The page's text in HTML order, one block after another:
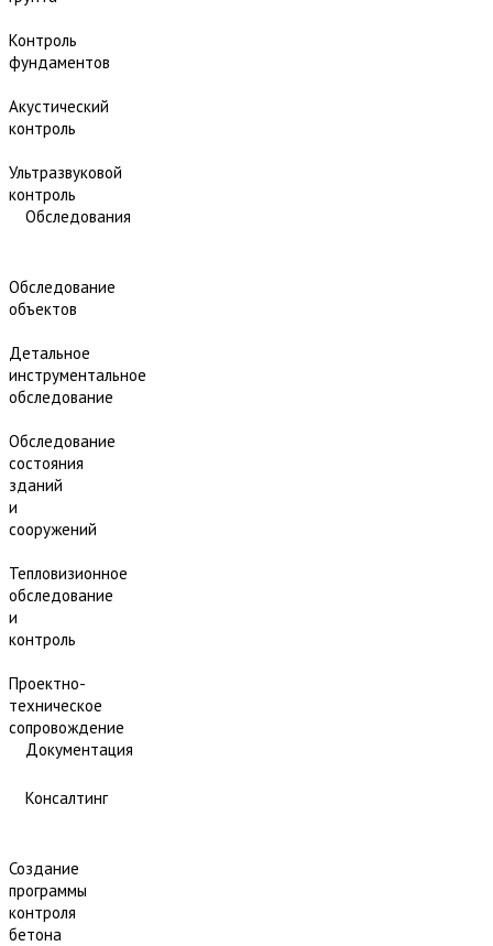
Контроль
фундаментов
Акустический
контроль
Ультразвуковой
контроль
Обследования
Обследование
объектов
Детальное
инструментальное
обследование
Обследование
состояния
зданий
и
сооружений
Тепловизионное
обследование
и
контроль
Проектно-
техническое
сопровождение
Документация
Консалтинг
Создание
программы
контроля
бетона